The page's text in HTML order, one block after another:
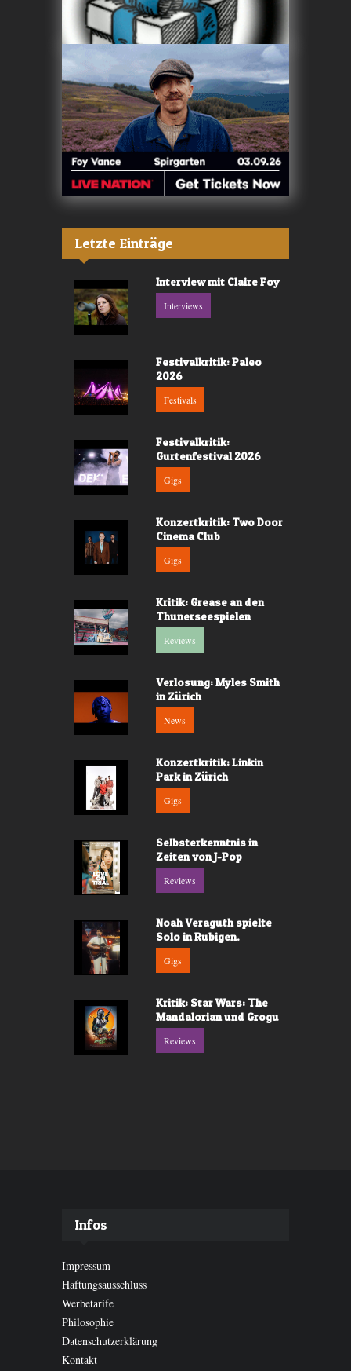
Letzte Einträge
Interview mit Claire Foy
Interviews
Festivalkritik: Paleo
2026
Festivals
Festivalkritik:
Gurtenfestival 2026
Gigs
Konzertkritik: Two Door
Cinema Club
Gigs
Kritik: Grease an den
Thunerseespielen
Reviews
Verlosung: Myles Smith
in Zürich
News
Konzertkritik: Linkin
Park in Zürich
Gigs
Selbsterkenntnis in
Zeiten von J-Pop
Reviews
Noah Veraguth spielte
Solo in Rubigen.
Gigs
Kritik: Star Wars: The
Mandalorian und Grogu
Reviews
Infos
Impressum
Haftungsausschluss
Werbetarife
Philosophie
Datenschutzerklärung
Kontakt